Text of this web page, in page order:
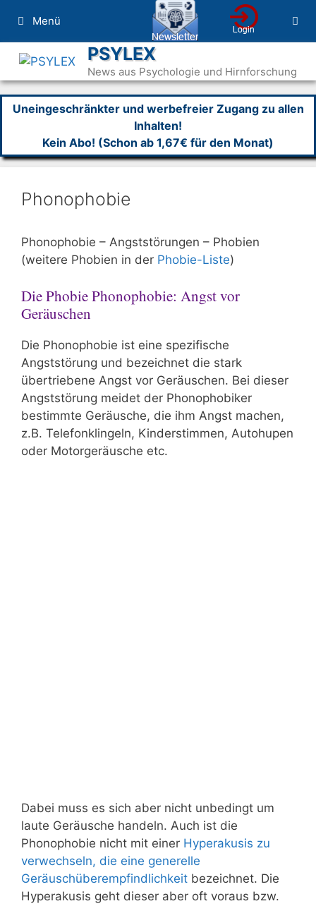
Inhalt
springen
Menü
PSYLEX
News aus Psychologie und Hirnforschung
Uneingeschränkter und werbefreier Zugang zu allen
Inhalten!
Kein Abo! (Schon ab 1,67€ für den Monat)
Phonophobie
Phonophobie – Angststörungen – Phobien
(weitere Phobien in der Phobie-Liste)
Die Phobie Phonophobie: Angst vor
Geräuschen
Die Phonophobie ist eine spezifische
Angststörung und bezeichnet die stark
übertriebene Angst vor Geräuschen. Bei dieser
Angststörung meidet der Phonophobiker
bestimmte Geräusche, die ihm Angst machen,
z.B. Telefonklingeln, Kinderstimmen, Autohupen
oder Motorgeräusche etc.
Dabei muss es sich aber nicht unbedingt um
laute Geräusche handeln. Auch ist die
Phonophobie nicht mit einer Hyperakusis zu
verwechseln, die eine generelle
Geräuschüberempfindlichkeit bezeichnet. Die
Hyperakusis geht dieser aber oft voraus bzw.